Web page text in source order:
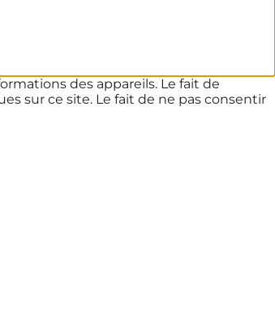
des appareils. Le fait de
sur ce site. Le fait de ne pas consentir